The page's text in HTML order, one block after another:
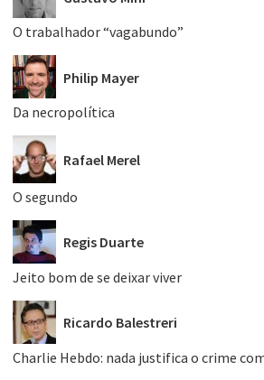
O trabalhador “vagabundo”
Philip Mayer
Da necropolítica
Rafael Merel
O segundo
Regis Duarte
Jeito bom de se deixar viver
Ricardo Balestreri
Charlie Hebdo: nada justifica o crime